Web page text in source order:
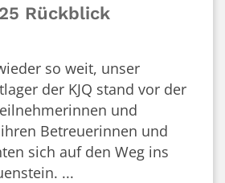
Rückblick
so weit, unser
der KJQ stand vor der
und
Betreuerinnen und
sich auf den Weg ins
...